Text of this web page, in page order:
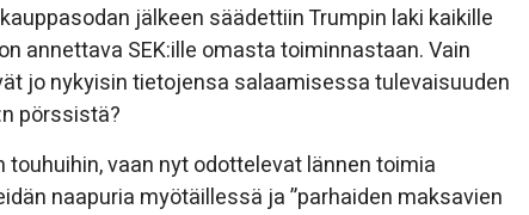
jälkeen säädettiin Trumpin laki kaikille
annettava SEK:ille omasta toiminnastaan. Vain
jo nykyisin tietojensa salaamisessa tulevaisuuden
pörssistä?
vaan nyt odottelevat lännen toimia
naapuria myötäillessä ja ”parhaiden maksavien